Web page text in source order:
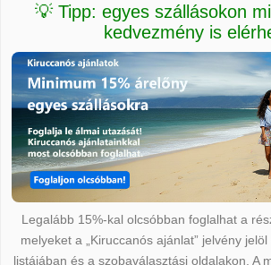
💡 Tipp: egyes szállásokon
kedvezmény is
Legalább 15%-kal olcsóbban foglalhat a
melyeket a „Kiruccanós ajánlat” jelvény
listájában és a szobaválasztási oldalakon. A